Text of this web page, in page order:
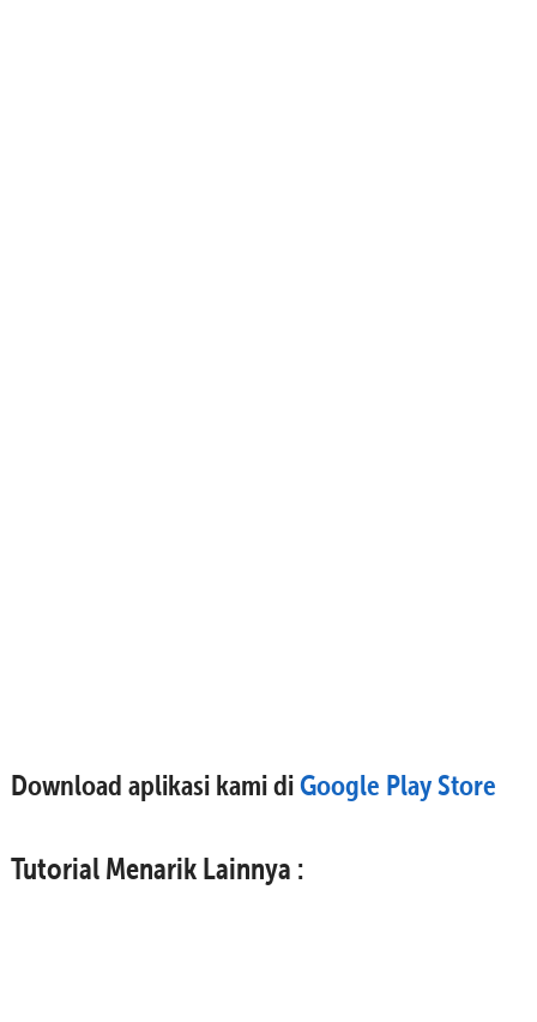
Download aplikasi kami diGoogle Play Store
Tutorial Menarik Lainnya :